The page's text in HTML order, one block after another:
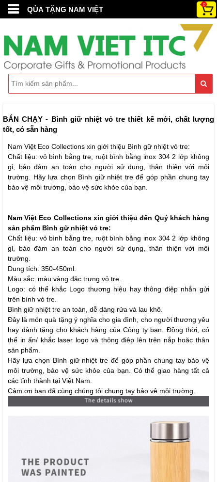
QÙA TẶNG NAM VIỆT
0
BÁN CHẠY - Bình giữ nhiệt vỏ tre thiết kế mới, chất lượng
tốt, có sẵn hàng
Nam Việt Eco Collections xin giới thiệu Bình gữ nhiệt vỏ tre:
Chất liệu: vỏ bình bằng tre, ruột bình bằng inox 304 2 lớp không
gỉ, bảo đảm an toàn cho người sử dụng, thân thiện với môi
trường. Hãy lựa chọn Bình giữ nhiệt tre để góp phần chung tay
bảo vệ môi trường, bảo vệ sức khỏe của bạn.
Nam Việt Eco Collections xin giới thiệu đến Quý khách hàng
sản phẩm Bình gữ nhiệt vỏ tre:
Chất liệu: vỏ bình bằng tre, ruột bình bằng inox 304 2 lớp không
gỉ, bảo đảm an toàn cho người sử dụng, thân thiện với môi
trường.
Dung tích: 350-450ml.
Màu sắc: màu vàng đặc trưng vỏ tre.
Logo: có thể khắc Logo thương hiệu hay thông điệp nhắn gửi
trên bình vỏ tre.
Bình giữ nhiệt tre an toàn, dễ dàng rửa và lau khô.
Đây là món quà tặng ý nghĩa cho gia đình, cho người thương yêu
hay dành tặng cho khách hàng của Công ty bạn. Đồng thời, có
thể in ấn/ khắc laser logo và thông điệp lên trên nắp hoặc thân
sản phẩm.
Hãy lựa chọn Bình giữ nhiệt tre để góp phần chung tay bảo vệ
môi trường, bảo vệ sức khỏe của bạn. Có thể giao hàng tất cả
các tỉnh thành tại Việt Nam.
Cảm ơn bạn đã cùng chúng tôi chung tay bảo vệ môi trường.